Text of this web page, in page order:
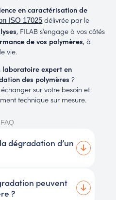
en caractérisation de
ISO 17025 délivrée par le
, FILAB s’engage à vos côtés
de vos polymères, à
vie.
laboratoire expert en
des polymères ?
sur votre besoin et
technique sur mesure.
FAQ
dégradation d’un
peuvent
?